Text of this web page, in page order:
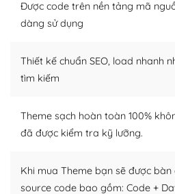
Dễ dàng tùy chỉnh trên
WordPress là nơi lưu trữ cho
người cuồng tín WordPress.
Nếu bạn gặp khó khăn, bạn có
lời, giải đáp vấn đề của bạn.
Được code trên nền tảng mã
dàng sử dụng
Thiết kế chuẩn SEO, load nhanh
tìm kiếm
Theme sạch hoàn toàn 100%
đã được kiểm tra kỹ lưỡng.
Khi mua Theme bạn sẽ được
source code bao gồm: Code +